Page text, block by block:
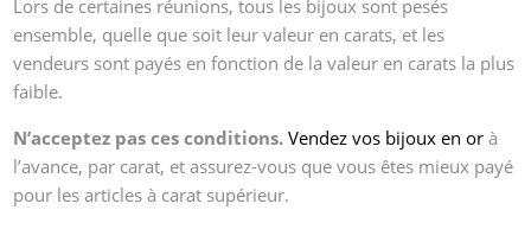
Lors de certaines réunions, tous les bijoux sont pesés
ensemble, quelle que soit leur valeur en carats, et les
vendeurs sont payés en fonction de la valeur en carats la plus
faible.
N’acceptez pas ces conditions. Vendez vos bijoux en or à
l’avance, par carat, et assurez-vous que vous êtes mieux payé
pour les articles à carat supérieur.